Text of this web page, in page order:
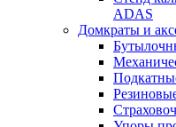
ADAS
Домкраты и